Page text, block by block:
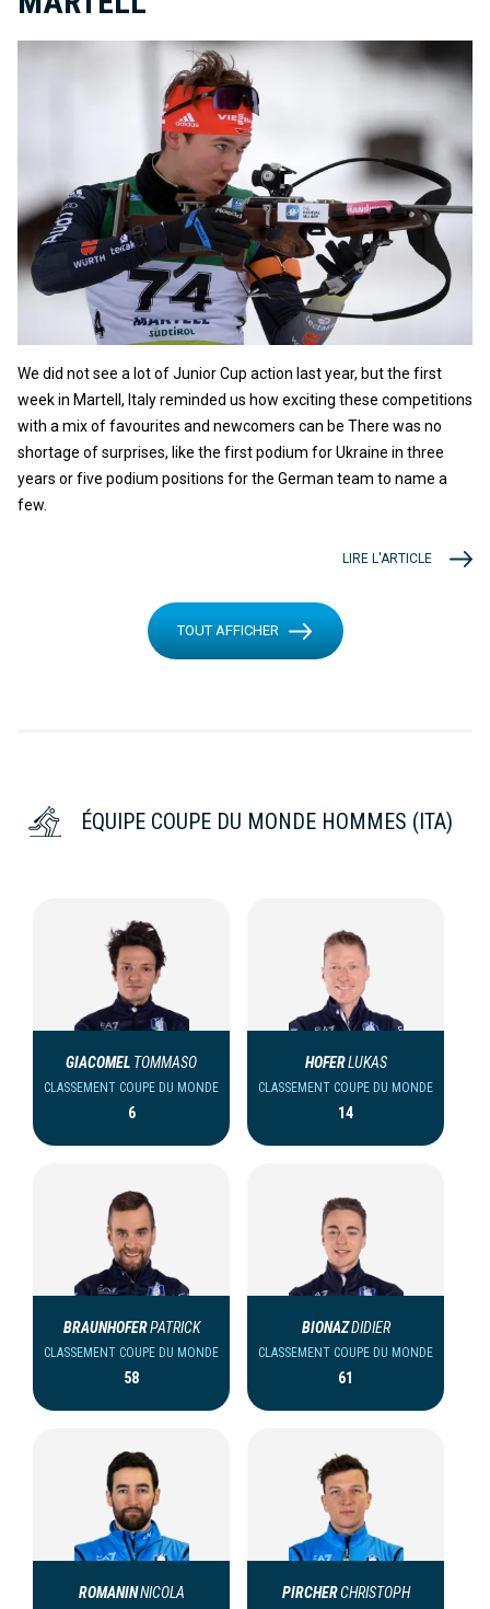
We did not see a lot of Junior Cup action last year, but the first
week in Martell, Italy reminded us how exciting these competitions
with a mix of favourites and newcomers can be There was no
shortage of surprises, like the first podium for Ukraine in three
years or five podium positions for the German team to name a
few.
LIRE L'ARTICLE
TOUT AFFICHER
ÉQUIPE COUPE DU MONDE HOMMES (ITA)
GIACOMEL TOMMASO
CLASSEMENT COUPE DU MONDE
6
HOFERLUKAS
CLASSEMENT COUPE DU MONDE
14
BRAUNHOFERPATRICK
CLASSEMENT COUPE DU MONDE
58
BIONAZDIDIER
CLASSEMENT COUPE DU MONDE
61
ROMANINNICOLA PIRCHERCHRISTOPH